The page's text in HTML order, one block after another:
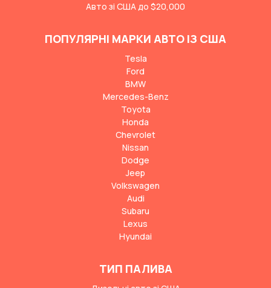
Авто зі США до $20,000
ПОПУЛЯРНІ МАРКИ АВТО ІЗ США
Tesla
Ford
BMW
Mercedes-Benz
Toyota
Honda
Chevrolet
Nissan
Dodge
Jeep
Volkswagen
Audi
Subaru
Lexus
Hyundai
ТИП ПАЛИВА